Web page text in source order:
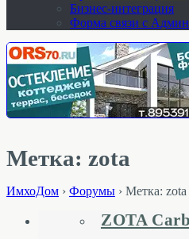
Бизнес-интеграция
Форма связи с
Метка: zota
ИмхоДом › Форумы › Метка: zota
ZOTA